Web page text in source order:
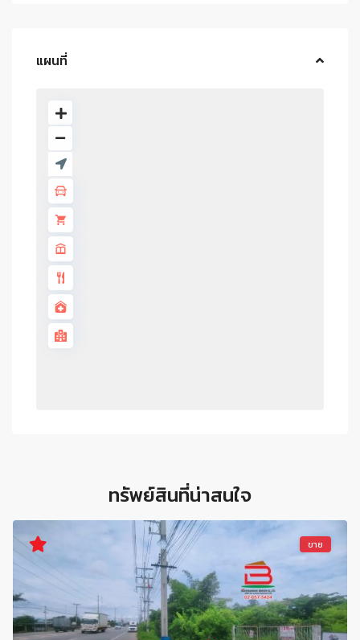
แผนที่
ทรัพย์สินที่น่าสนใจ
ขาย